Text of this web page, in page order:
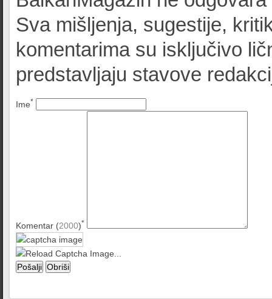
Sva mišljenja, sugestije,
komentarima su isključivo
predstavljaju stavove
Ime*
Komentar (2000)*